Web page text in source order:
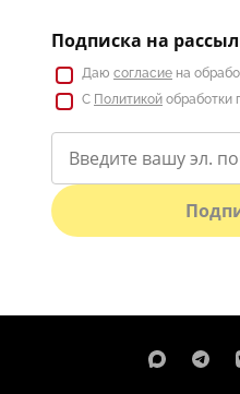
Подписка на
Даю согласие на
С Политикой обработки